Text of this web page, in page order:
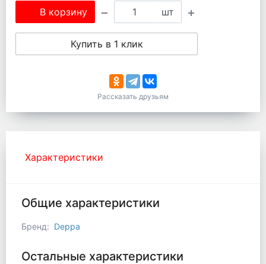
В корзину шт
Купить в 1 клик
Рассказать друзьям
Характеристики
Общие характеристики
Бренд: Deppa
Остальные характеристики